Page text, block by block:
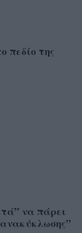
πεδίο της
να πάρει